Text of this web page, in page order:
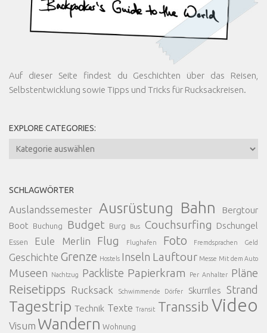
Auf dieser Seite findest du Geschichten über das Reisen,
Selbstentwicklung sowie Tipps und Tricks für Rucksackreisen.
EXPLORE CATEGORIES:
Explore
SCHLAGWÖRTER
Auslandssemester Ausrüstung Bahn
Bergtour
Boot
Buchung Budget Burg Bus Couchsurfing Dschungel
Essen Eule Merlin Flug Flughafen Foto Fremdsprachen Geld
Geschichte Grenze Hostels Inseln Lauftour Messe Mit dem Auto
Museen Nachtzug Packliste Papierkram Per Anhalter Pläne
Reisetipps Rucksack Schwimmende Dörfer Skurriles Strand
Tagestrip Technik Texte Transit Transsib Video
Visum Wandern Wohnung